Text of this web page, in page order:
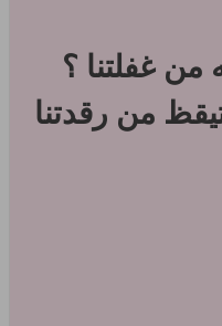
من غفلتنا ؟
من رقدتنا